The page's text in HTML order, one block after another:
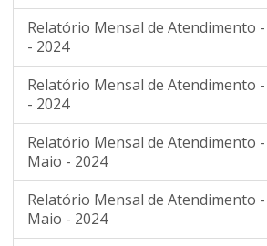
Relatório Mensal de Atendimento
- 2024
Relatório Mensal de Atendimento
- 2024
Relatório Mensal de Atendimento
Maio - 2024
Relatório Mensal de Atendimento
Maio - 2024